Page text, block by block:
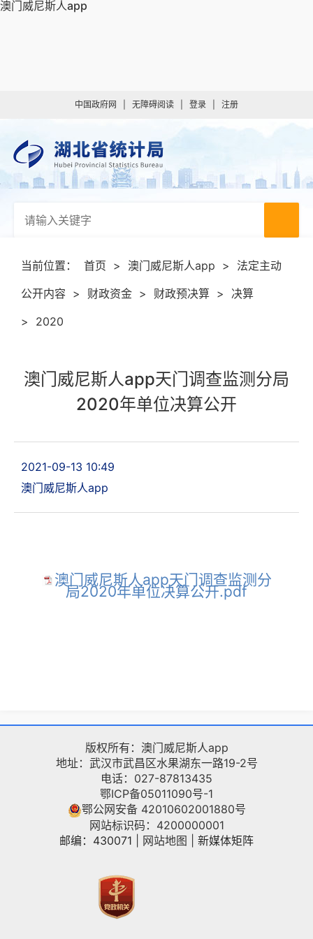
澳门威尼斯人app
中国政府网 无障碍阅读 登录 注册
当前位置： 首页 > 澳门威尼斯人app >
法定主动
公开内容 > 财政资金 > 财政预决算 >
决算
>
2020
澳门威尼斯人app天门调查监测分局
2020年单位决算公开
2021-09-13 10:49
澳门威尼斯人app
澳门威尼斯人app天门调查监测分
局2020年单位决算公开.pdf
版权所有：澳门威尼斯人app
地址：武汉市武昌区水果湖东一路19-2号
电话：027-87813435
鄂ICP备05011090号-1
鄂公网安备 42010602001880号
网站标识码：4200000001
邮编：430071
网站地图 新媒体矩阵